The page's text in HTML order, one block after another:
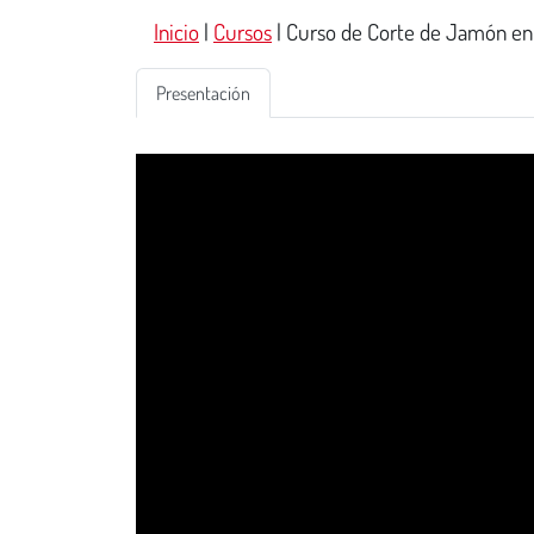
Inicio | Cursos | Curso de Corte de Jamón
Presentación